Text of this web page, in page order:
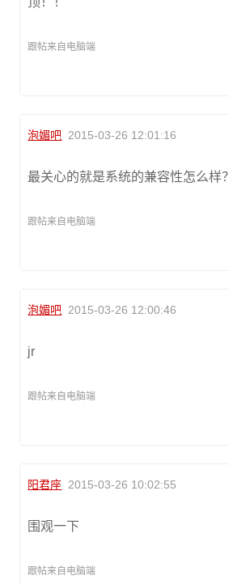
跟帖来自电脑端
泡媚吧 2015-03-26 12:01:16
最关心的就是系统的兼容性怎么样？
跟帖来自电脑端
泡媚吧 2015-03-26 12:00:46
jr
跟帖来自电脑端
阳君座 2015-03-26 10:02:55
围观一下
跟帖来自电脑端